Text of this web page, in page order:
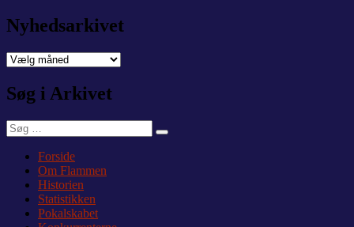
Nyhedsarkivet
Nyhedsarkivet
Søg i Arkivet
Søg
efter:
Søg
Forside
Om Flammen
Historien
Statistikken
Pokalskabet